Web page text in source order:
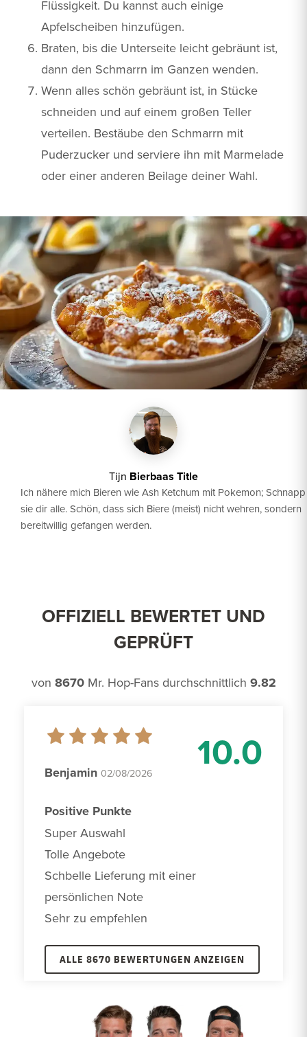
Flüssigkeit. Du kannst auch einige
Apfelscheiben hinzufügen.
Braten, bis die Unterseite leicht gebräunt ist,
dann den Schmarrn im Ganzen wenden.
Wenn alles schön gebräunt ist, in Stücke
schneiden und auf einem großen Teller
verteilen. Bestäube den Schmarrn mit
Puderzucker und serviere ihn mit Marmelade
oder einer anderen Beilage deiner Wahl.
Tijn Bierbaas Title
Ich nähere mich Bieren wie Ash Ketchum mit Pokemon; Schnapp
sie dir alle. Schön, dass sich Biere (meist) nicht wehren, sondern
bereitwillig gefangen werden.
OFFIZIELL BEWERTET UND
GEPRÜFT
von 8670Mr. Hop-Fans durchschnittlich 9.82
10.0
Benjamin 02/08/2026
Positive Punkte
Super Auswahl
Tolle Angebote
Schbelle Lieferung mit einer
persönlichen Note
Sehr zu empfehlen
ALLE 8670 BEWERTUNGEN ANZEIGEN